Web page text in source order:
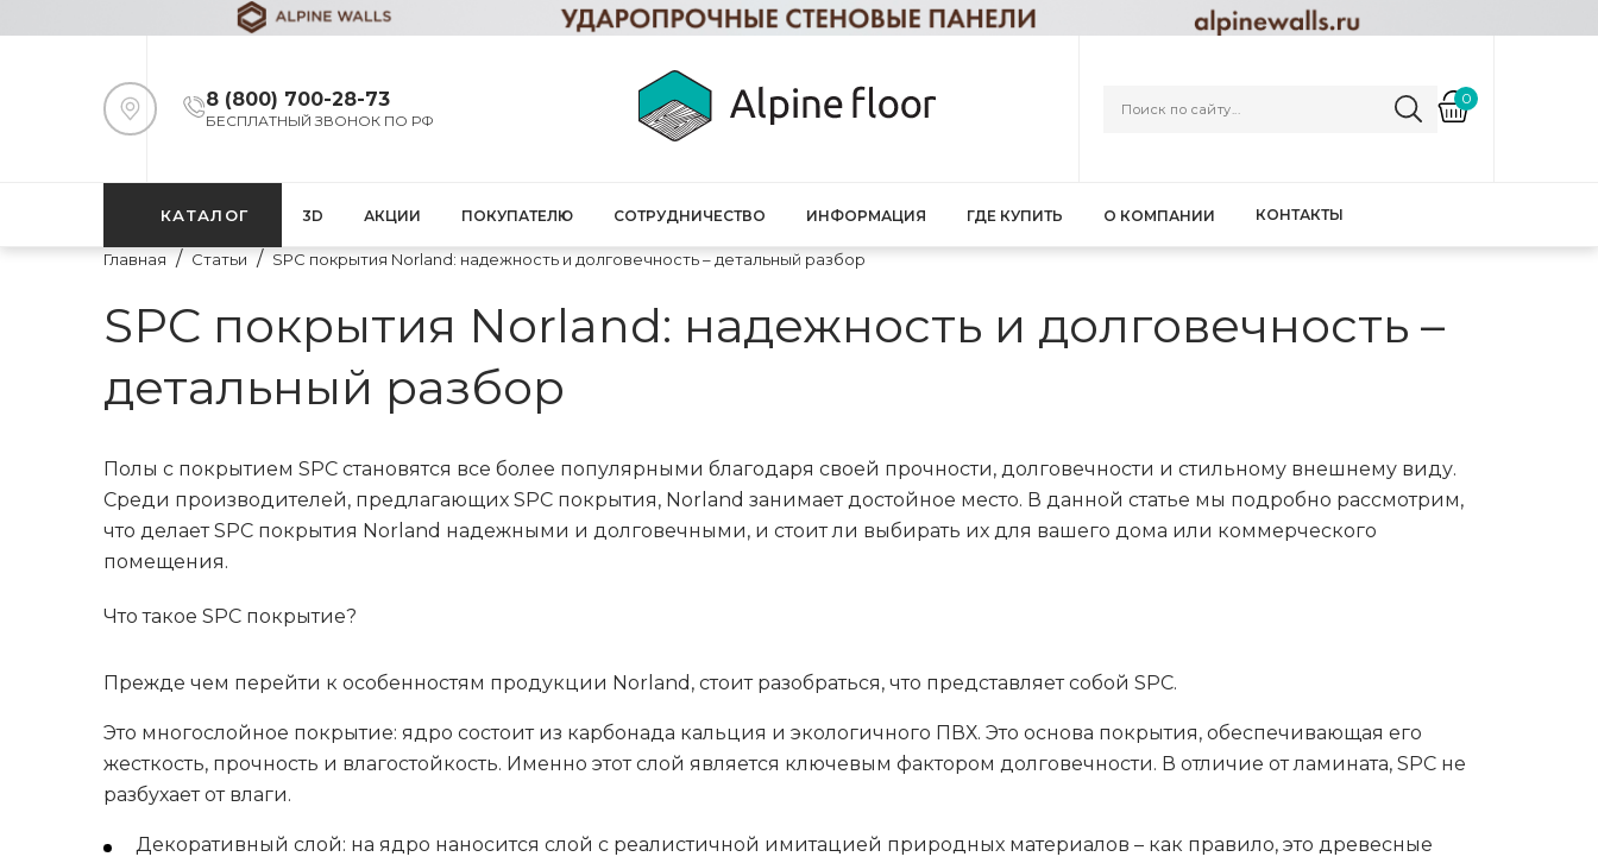
8 (800) 700-28-73
БЕСПЛАТНЫЙ ЗВОНОК ПО РФ
0
КАТАЛОГ 3D АКЦИИ ПОКУПАТЕЛЮ СОТРУДНИЧЕСТВО ИНФОРМАЦИЯ ГДЕ КУПИТЬ О КОМПАНИИ КОНТАКТЫ
Главная Статьи SPC покрытия Norland: надежность и долговечность – детальный разбор
SPC покрытия Norland: надежность и долговечность –
детальный разбор
Полы с покрытием SPC становятся все более популярными благодаря своей прочности, долговечности и стильному внешнему виду.
Среди производителей, предлагающих SPC покрытия, Norland занимает достойное место. В данной статье мы подробно рассмотрим,
что делает SPC покрытия Norland надежными и долговечными, и стоит ли выбирать их для вашего дома или коммерческого
помещения.
Что такое SPC покрытие?
Прежде чем перейти к особенностям продукции Norland, стоит разобраться, что представляет собой SPC.
Это многослойное покрытие: ядро состоит из карбонада кальция и экологичного ПВХ. Это основа покрытия, обеспечивающая его
жесткость, прочность и влагостойкость. Именно этот слой является ключевым фактором долговечности. В отличие от ламината, SPC не
разбухает от влаги.
Декоративный слой: на ядро наносится слой с реалистичной имитацией природных материалов – как правило, это древесные